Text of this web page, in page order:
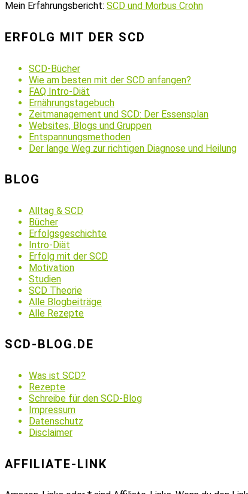
Mein Erfahrungsbericht: SCD und Morbus Crohn
ERFOLG MIT DER SCD
SCD-Bücher
Wie am besten mit der SCD anfangen?
FAQ Intro-Diät
Ernährungstagebuch
Zeitmanagement und SCD: Der Essensplan
Websites, Blogs und Gruppen
Entspannungsmethoden
Der lange Weg zur richtigen Diagnose und Heilung
BLOG
Alltag & SCD
Bücher
Erfolgsgeschichte
Intro-Diät
Erfolg mit der SCD
Motivation
Studien
SCD Theorie
Alle Blogbeiträge
Alle Rezepte
SCD-BLOG.DE
Was ist SCD?
Rezepte
Schreibe für den SCD-Blog
Impressum
Datenschutz
Disclaimer
AFFILIATE-LINK